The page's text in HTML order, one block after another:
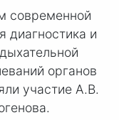
современной
диагностика и
органов
участие А.В.